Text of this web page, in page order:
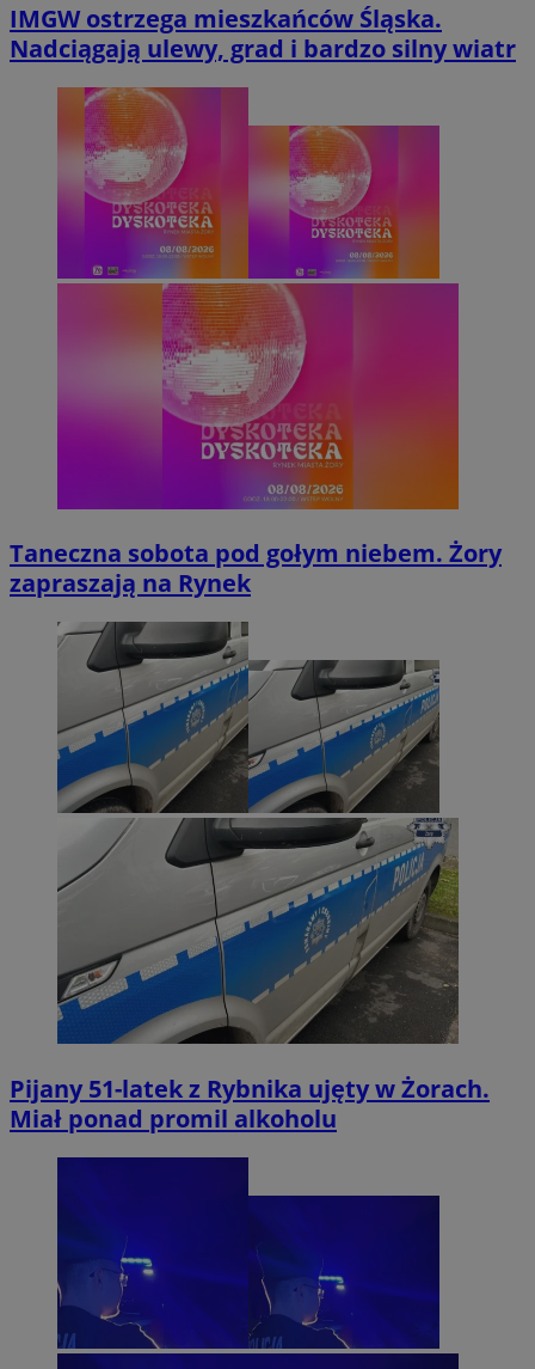
IMGW ostrzega mieszkańców Śląska.
Nadciągają ulewy, grad i bardzo silny wiatr
Taneczna sobota pod gołym niebem. Żory
zapraszają na Rynek
Pijany 51-latek z Rybnika ujęty w Żorach.
Miał ponad promil alkoholu